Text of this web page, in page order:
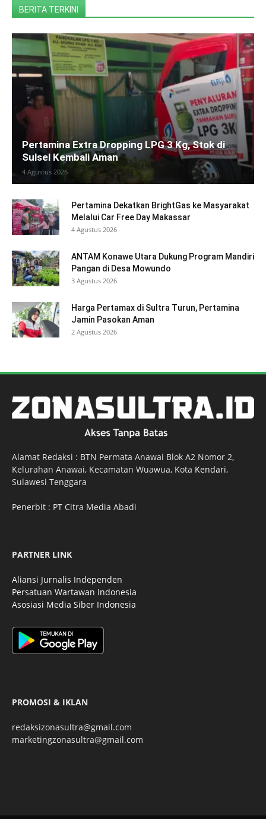
BERITA TERKINI
Pertamina Extra Dropping LPG 3 Kg, Stok di
Sulsel Kembali Aman
4 Agustus 2026
Pertamina Dekatkan BrightGas ke Masyarakat
Melalui Car Free Day Makassar
4 Agustus 2026
ANTAM Konawe Utara Dukung Program Mandiri
Pangan di Desa Mowundo
3 Agustus 2026
Harga Pertamax di Sultra Turun, Pertamina
Jamin Pasokan Aman
2 Agustus 2026
Alamat Redaksi : BTN Permata Anawai Blok A2 Nomor 2,
Kelurahan Anawai, Kecamatan Wuawua, Kota Kendari,
Sulawesi Tenggara
Penerbit : PT Citra Media Abadi
PARTNER LINK
Aliansi Jurnalis Independen
Persatuan Wartawan Indonesia
Asosiasi Media Siber Indonesia
PROMOSI & IKLAN
redaksizonasultra@gmail.com
marketingzonasultra@gmail.com